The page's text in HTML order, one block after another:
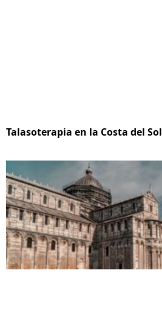
Talasoterapia en la Costa del